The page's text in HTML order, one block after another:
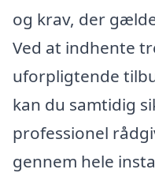
og krav, der
Ved at indhente
uforpligtende
kan du samtidig
professionel
gennem hele